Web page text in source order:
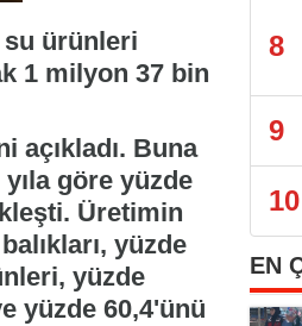
su ürünleri
1 milyon 37 bin
açıkladı. Buna
göre yüzde
Üretimin
yüzde
yüzde
yüzde 60,4'ünü
8
9
10
EN